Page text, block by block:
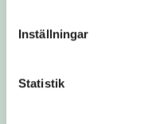
Inställningar
Statistik
Årlig rapport om